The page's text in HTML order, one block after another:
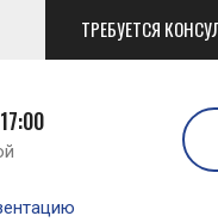
ТРЕБУЕТСЯ